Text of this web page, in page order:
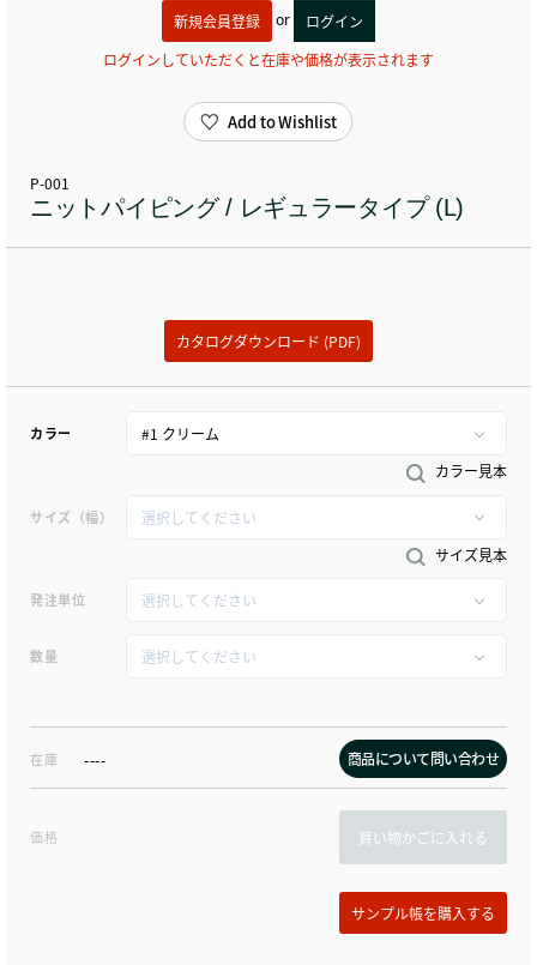
新規会員登録
or
ログイン
ログインしていただくと在庫や価格が表示されます
P-001
ニットパイピング / レギュラータイプ (L)
カタログダウンロード (PDF)
カラー
カラー見本
サイズ（幅）
サイズ見本
発注単位
数量
在庫 ---- 商品について問い合わせ
価格 買い物かごに入れる
Add to Wishlist